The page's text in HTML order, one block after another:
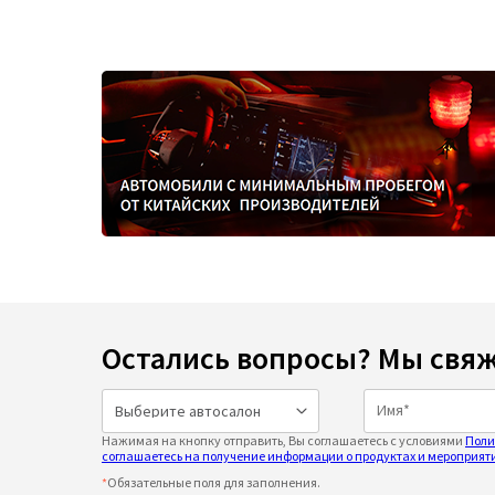
Остались вопросы? Мы
Нажимая на кнопку отправить, Вы соглашаетесь с условиями
соглашаетесь на получение информации о продуктах и
*Обязательные поля для заполнения.